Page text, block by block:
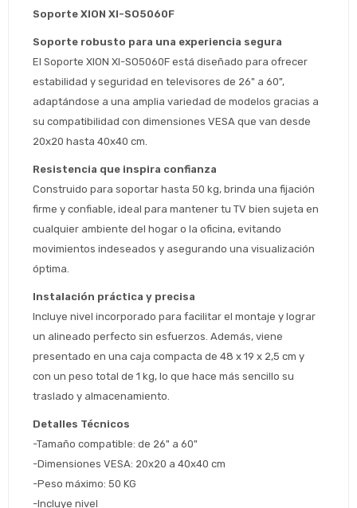
Soporte XION XI-SO5060F
Soporte robusto para una experiencia segura
El Soporte XION XI-SO5060F está diseñado para ofrecer
estabilidad y seguridad en televisores de 26" a 60",
adaptándose a una amplia variedad de modelos gracias a
su compatibilidad con dimensiones VESA que van desde
20x20 hasta 40x40 cm.
Resistencia que inspira confianza
Construido para soportar hasta 50 kg, brinda una fijación
firme y confiable, ideal para mantener tu TV bien sujeta en
cualquier ambiente del hogar o la oficina, evitando
movimientos indeseados y asegurando una visualización
óptima.
Instalación práctica y precisa
Incluye nivel incorporado para facilitar el montaje y lograr
un alineado perfecto sin esfuerzos. Además, viene
presentado en una caja compacta de 48 x 19 x 2,5 cm y
con un peso total de 1 kg, lo que hace más sencillo su
traslado y almacenamiento.
Detalles Técnicos
-Tamaño compatible: de 26" a 60"
-Dimensiones VESA: 20x20 a 40x40 cm
-Peso máximo: 50 KG
-Incluye nivel
Comprá ahora y Pagá
Después, hasta en 12
cuotas y sin tocar tu
tarjeta de crédito
* sujeto aprobación crediticia
Cédula de identidad
Fecha de nacimiento
Día Mes Año
Estás calificado para comprar usando Pago
Después.
¡Tenés hasta
para comprar en las cuotas
Elegí tus productos preferidos
Seleccioná Pago Después como metodo
de pago
Ups!
Parece que no tenes oferta, lamentamos
preguntas@pagodespues.com.uy
¡Algo salió mal!
Por favor intenta nuevamente mas tarde.